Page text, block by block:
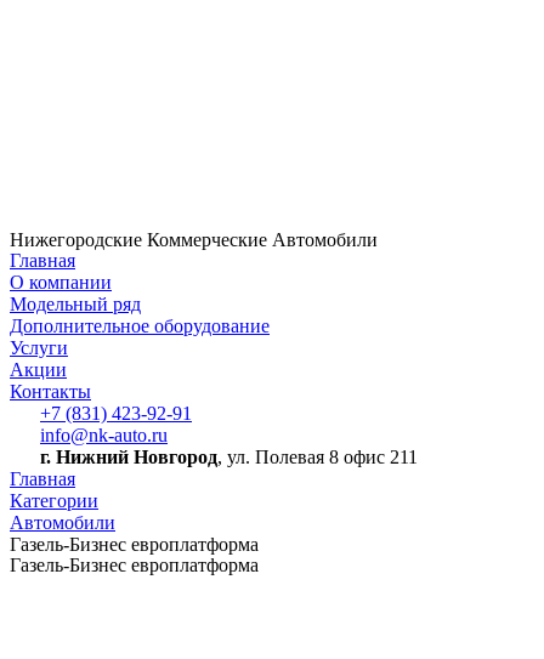
Нижегородские Коммерческие Автомобили
Главная
О компании
Модельный ряд
Дополнительное оборудование
Услуги
Акции
Контакты
+7 (831) 423-92-91
info@nk-auto.ru
г. Нижний Новгород, ул. Полевая 8 офис 211
Главная
Категории
Автомобили
Газель-Бизнес европлатформа
Газель-Бизнес европлатформа